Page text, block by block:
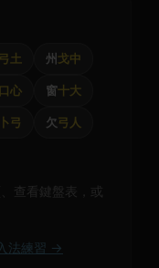
弓土 州 戈中
口心 窗十大
卜弓 欠弓人
查看鍵盤表，或
法練習 →